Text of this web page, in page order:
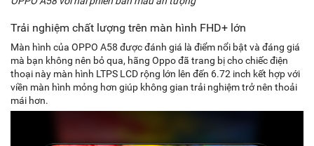
Trải nghiệm chất lượng trên màn hình FHD+ lớn
Màn hình của OPPO A58 được đánh giá là điểm nổi bật và đáng giá
mà bạn không nên bỏ qua, hãng Oppo đã trang bị cho chiếc điện
thoại này màn hình LTPS LCD rộng lớn lên đến 6.72 inch kết hợp với
viền màn hình mỏng hơn giúp không gian trải nghiệm trở nên thoải
mái hơn.